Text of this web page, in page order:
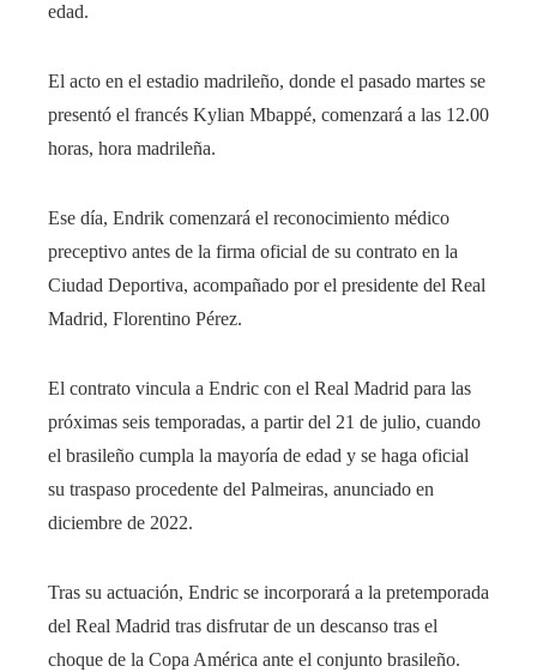
edad.
El acto en el estadio madrileño, donde el pasado martes se
presentó el francés Kylian Mbappé, comenzará a las 12.00
horas, hora madrileña.
Ese día, Endrik comenzará el reconocimiento médico
preceptivo antes de la firma oficial de su contrato en la
Ciudad Deportiva, acompañado por el presidente del Real
Madrid, Florentino Pérez.
El contrato vincula a Endric con el Real Madrid para las
próximas seis temporadas, a partir del 21 de julio, cuando
el brasileño cumpla la mayoría de edad y se haga oficial
su traspaso procedente del Palmeiras, anunciado en
diciembre de 2022.
Tras su actuación, Endric se incorporará a la pretemporada
del Real Madrid tras disfrutar de un descanso tras el
choque de la Copa América ante el conjunto brasileño.